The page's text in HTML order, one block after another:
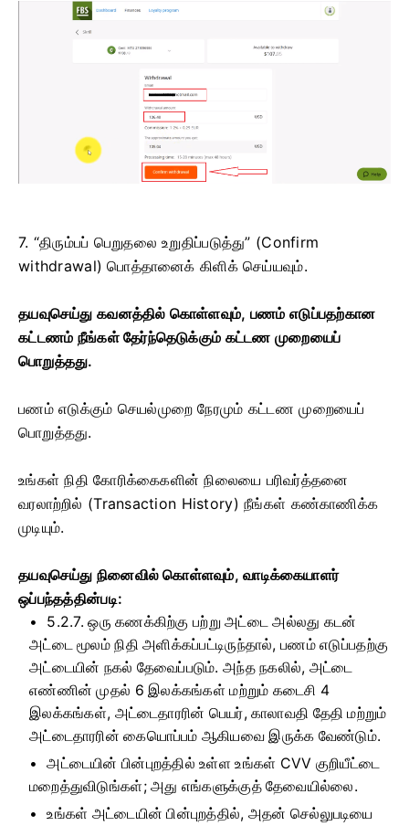
7. “திரும்பப் பெறுதலை உறுதிப்படுத்து” (Confirm
withdrawal) பொத்தானைக் கிளிக் செய்யவும்.
தயவுசெய்து கவனத்தில் கொள்ளவும், பணம் எடுப்பதற்கான
கட்டணம் நீங்கள் தேர்ந்தெடுக்கும் கட்டண முறையைப்
பொறுத்தது.
பணம் எடுக்கும் செயல்முறை நேரமும் கட்டண முறையைப்
பொறுத்தது.
உங்கள் நிதி கோரிக்கைகளின் நிலையை பரிவர்த்தனை
வரலாற்றில் (Transaction History) நீங்கள் கண்காணிக்க
முடியும்.
தயவுசெய்து நினைவில் கொள்ளவும், வாடிக்கையாளர்
ஒப்பந்தத்தின்படி:
5.2.7. ஒரு கணக்கிற்கு பற்று அட்டை அல்லது கடன்
அட்டை மூலம் நிதி அளிக்கப்பட்டிருந்தால், பணம் எடுப்பதற்கு
அட்டையின் நகல் தேவைப்படும். அந்த நகலில், அட்டை
எண்ணின் முதல் 6 இலக்கங்கள் மற்றும் கடைசி 4
இலக்கங்கள், அட்டைதாரரின் பெயர், காலாவதி தேதி மற்றும்
அட்டைதாரரின் கையொப்பம் ஆகியவை இருக்க வேண்டும்.
அட்டையின் பின்புறத்தில் உள்ள உங்கள் CVV குறியீட்டை
மறைத்துவிடுங்கள்; அது எங்களுக்குத் தேவையில்லை.
உங்கள் அட்டையின் பின்புறத்தில், அதன் செல்லுபடியை